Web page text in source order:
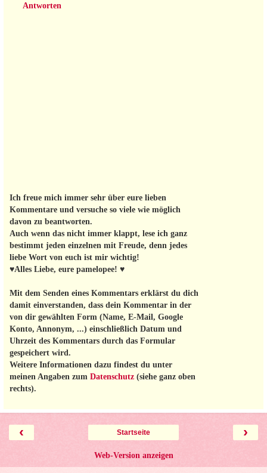
Antworten
Ich freue mich immer sehr über eure lieben
Kommentare und versuche so viele wie möglich
davon zu beantworten.
Auch wenn das nicht immer klappt, lese ich ganz
bestimmt jeden einzelnen mit Freude, denn jedes
liebe Wort von euch ist mir wichtig!
♥Alles Liebe, eure pamelopee! ♥
Mit dem Senden eines Kommentars erklärst du dich
damit einverstanden, dass dein Kommentar in der
von dir gewählten Form (Name, E-Mail, Google
Konto, Annonym, ...) einschließlich Datum und
Uhrzeit des Kommentars durch das Formular
gespeichert wird.
Weitere Informationen dazu findest du unter
meinen Angaben zum Datenschutz (siehe ganz oben
rechts).
‹ ›
Startseite
Web-Version anzeigen